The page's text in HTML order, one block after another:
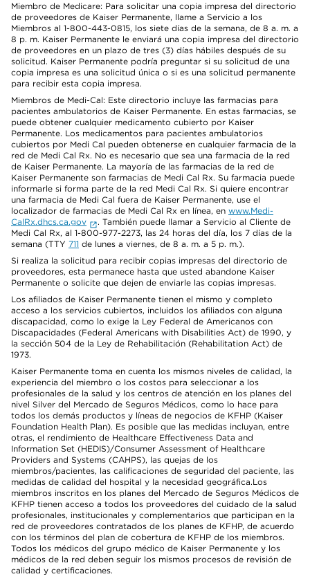
Miembro de Medicare: Para solicitar una copia impresa del directorio
de proveedores de Kaiser Permanente, llame a Servicio a los
Miembros al 1-800-443-0815, los siete días de la semana, de 8 a. m. a
8 p. m. Kaiser Permanente le enviará una copia impresa del directorio
de proveedores en un plazo de tres (3) días hábiles después de su
solicitud. Kaiser Permanente podría preguntar si su solicitud de una
copia impresa es una solicitud única o si es una solicitud permanente
para recibir esta copia impresa.
Miembros de Medi-Cal: Este directorio incluye las farmacias para
pacientes ambulatorios de Kaiser Permanente. En estas farmacias, se
puede obtener cualquier medicamento cubierto por Kaiser
Permanente. Los medicamentos para pacientes ambulatorios
cubiertos por Medi Cal pueden obtenerse en cualquier farmacia de la
red de Medi Cal Rx. No es necesario que sea una farmacia de la red
de Kaiser Permanente. La mayoría de las farmacias de la red de
Kaiser Permanente son farmacias de Medi Cal Rx. Su farmacia puede
informarle si forma parte de la red Medi Cal Rx. Si quiere encontrar
una farmacia de Medi Cal fuera de Kaiser Permanente, use el
localizador de farmacias de Medi Cal Rx en línea, en www.Medi-
CalRx.dhcs.ca.gov
. También puede llamar a Servicio al Cliente de
Medi Cal Rx, al 1-800-977-2273, las 24 horas del día, los 7 días de la
semana (TTY 711 de lunes a viernes, de 8 a. m. a 5 p. m.).
Si realiza la solicitud para recibir copias impresas del directorio de
proveedores, esta permanece hasta que usted abandone Kaiser
Permanente o solicite que dejen de enviarle las copias impresas.
Los afiliados de Kaiser Permanente tienen el mismo y completo
acceso a los servicios cubiertos, incluidos los afiliados con alguna
discapacidad, como lo exige la Ley Federal de Americanos con
Discapacidades (Federal Americans with Disabilities Act) de 1990, y
la sección 504 de la Ley de Rehabilitación (Rehabilitation Act) de
1973.
Kaiser Permanente toma en cuenta los mismos niveles de calidad, la
experiencia del miembro o los costos para seleccionar a los
profesionales de la salud y los centros de atención en los planes del
nivel Silver del Mercado de Seguros Médicos, como lo hace para
todos los demás productos y líneas de negocios de KFHP (Kaiser
Foundation Health Plan). Es posible que las medidas incluyan, entre
otras, el rendimiento de Healthcare Effectiveness Data and
Information Set (HEDIS)/Consumer Assessment of Healthcare
Providers and Systems (CAHPS), las quejas de los
miembros/pacientes, las calificaciones de seguridad del paciente, las
medidas de calidad del hospital y la necesidad geográfica.Los
miembros inscritos en los planes del Mercado de Seguros Médicos de
KFHP tienen acceso a todos los proveedores del cuidado de la salud
profesionales, institucionales y complementarios que participan en la
red de proveedores contratados de los planes de KFHP, de acuerdo
con los términos del plan de cobertura de KFHP de los miembros.
Todos los médicos del grupo médico de Kaiser Permanente y los
médicos de la red deben seguir los mismos procesos de revisión de
calidad y certificaciones.